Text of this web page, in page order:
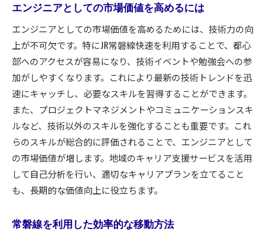
エンジニアとしての市場価値を高めるには
エンジニアとしての市場価値を高めるためには、技術力の向
上が不可欠です。特にJR常磐線快速を利用することで、都心
部へのアクセスが容易になり、技術イベントや勉強会への参
加がしやすくなります。これにより最新の技術トレンドを迅
速にキャッチし、必要なスキルを習得することができます。
また、プロジェクトマネジメントやコミュニケーションスキ
ルなど、技術以外のスキルを強化することも重要です。これ
らのスキルが総合的に評価されることで、エンジニアとして
の市場価値が増します。地域のキャリア支援サービスを活用
して自己分析を行い、適切なキャリアプランを立てること
も、長期的な価値向上に役立ちます。
常磐線を利用した効率的な移動方法